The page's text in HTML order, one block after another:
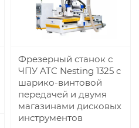
Фрезерный станок с
ЧПУ ATC Nesting 1325 с
шарико-винтовой
передачей и двумя
магазинами дисковых
инструментов